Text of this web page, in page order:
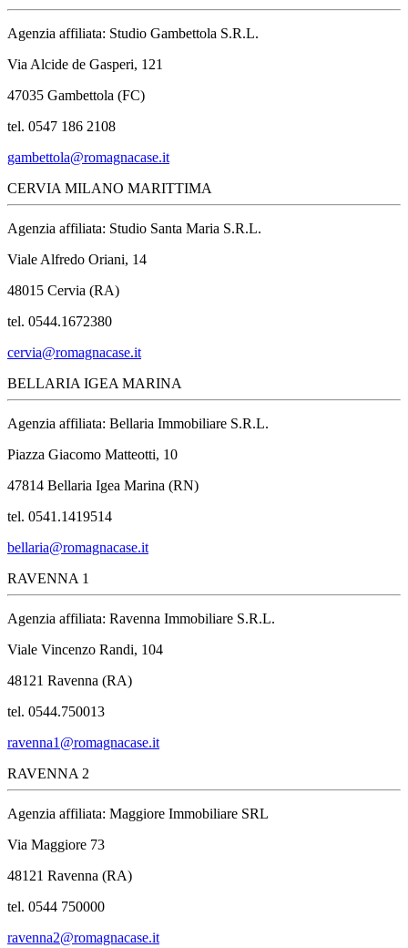
Agenzia affiliata: Studio Gambettola S.R.L.
Via Alcide de Gasperi, 121
47035 Gambettola (FC)
tel. 0547 186 2108
gambettola@romagnacase.it
CERVIA MILANO MARITTIMA
Agenzia affiliata: Studio Santa Maria S.R.L.
Viale Alfredo Oriani, 14
48015 Cervia (RA)
tel. 0544.1672380
cervia@romagnacase.it
BELLARIA IGEA MARINA
Agenzia affiliata: Bellaria Immobiliare S.R.L.
Piazza Giacomo Matteotti, 10
47814 Bellaria Igea Marina (RN)
tel. 0541.1419514
bellaria@romagnacase.it
RAVENNA 1
Agenzia affiliata: Ravenna Immobiliare S.R.L.
Viale Vincenzo Randi, 104
48121 Ravenna (RA)
tel. 0544.750013
ravenna1@romagnacase.it
RAVENNA 2
Agenzia affiliata: Maggiore Immobiliare SRL
Via Maggiore 73
48121 Ravenna (RA)
tel. 0544 750000
ravenna2@romagnacase.it